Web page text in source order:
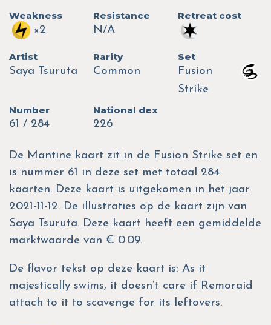
Weakness
×2
Resistance
N/A
Retreat cost
Artist
Saya Tsuruta
Rarity
Common
Set
Fusion
Strike
Number
61 / 284
National dex
226
De Mantine kaart zit in de Fusion Strike set en
is nummer 61 in deze set met totaal 284
kaarten. Deze kaart is uitgekomen in het jaar
2021-11-12. De illustraties op de kaart zijn van
Saya Tsuruta. Deze kaart heeft een gemiddelde
marktwaarde van € 0.09.
De flavor tekst op deze kaart is: As it
majestically swims, it doesn’t care if Remoraid
attach to it to scavenge for its leftovers.